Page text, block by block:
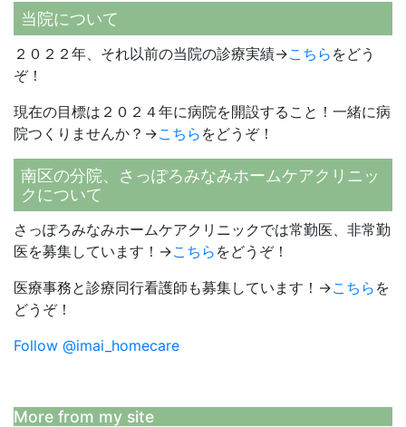
当院について
２０２２年、それ以前の当院の診療実績→こちら をどう
ぞ！
現在の目標は２０２４年に病院を開設すること！一緒に病
院つくりませんか？→こちら をどうぞ！
南区の分院、さっぽろみなみホームケアクリニッ
クについて
さっぽろみなみホームケアクリニックでは常勤医、非常勤
医を募集しています！→こちら をどうぞ！
医療事務と診療同行看護師も募集しています！→こちら を
どうぞ！
Follow @imai_homecare
More from my site